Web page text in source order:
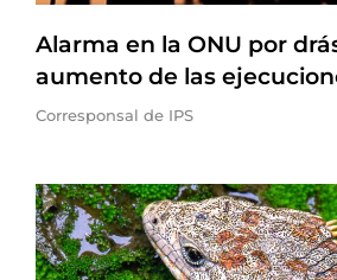
Alarma en la ONU por
aumento de las
Corresponsal de IPS